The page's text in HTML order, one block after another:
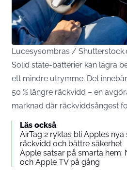
Lucesysombras /
Solid state-batterier kan lagra
ett mindre utrymme. Det
50 % längre räckvidd – en
marknad där räckviddsångest
Läs också
AirTag 2 ryktas bli Apples
räckvidd och bättre säkerhet
Apple satsar på smarta hem:
och Apple TV på gång